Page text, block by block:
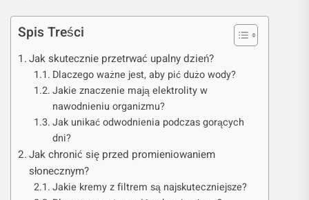
Spis Treści
Jak skutecznie przetrwać upalny dzień?
Dlaczego ważne jest, aby pić dużo wody?
Jakie znaczenie mają elektrolity w
nawodnieniu organizmu?
Jak unikać odwodnienia podczas gorących
dni?
Jak chronić się przed promieniowaniem
słonecznym?
Jakie kremy z filtrem są najskuteczniejsze?